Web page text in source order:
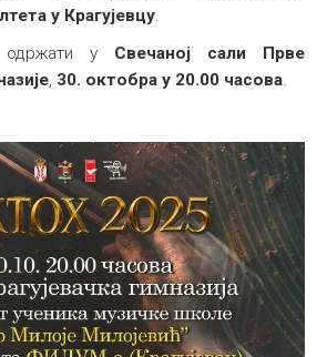
у Крагујевцу.
у Свечаној сали Прве
, 30. октобра у 20.00 часова.